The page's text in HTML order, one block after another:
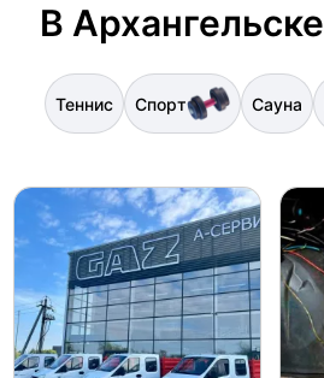
В Архангельске
Теннис Спорт Сауна